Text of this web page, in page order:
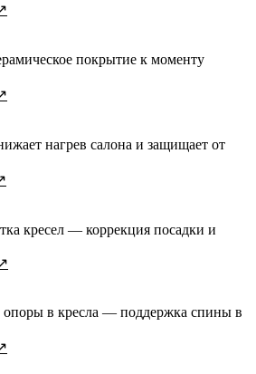
покрытие к моменту
нагрев салона и защищает от
кресел — коррекция посадки и
опоры в кресла — поддержка спины в